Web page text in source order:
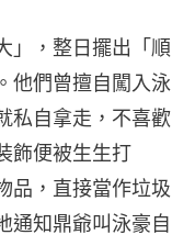
」，整日擺出「順
他們曾擅自闖入泳
私自拿走，不喜歡
飾便被生生打
品，直接當作垃圾
通知鼎爺叫泳豪自